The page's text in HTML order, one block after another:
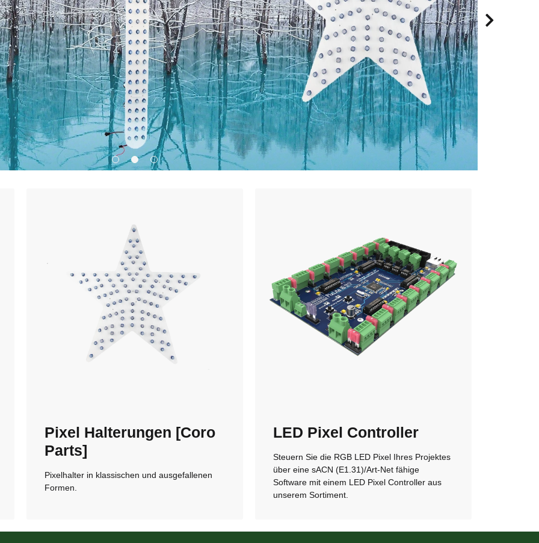
Pixel Halterungen [Coro
Parts]
Pixelhalter in klassischen und ausgefallenen
Formen.
LED Pixel Controller
Steuern Sie die RGB LED Pixel Ihres Projektes
über eine sACN (E1.31)/Art-Net fähige
Software mit einem LED Pixel Controller aus
unserem Sortiment.